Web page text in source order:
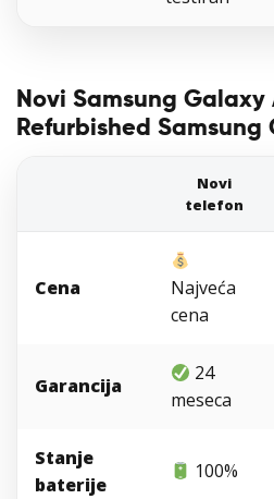
Novi Samsung Galaxy
Refurbished Samsung
Novi
telefon
Cena
Najveća
cena
Garancija
24
meseca
Stanje
baterije
100%